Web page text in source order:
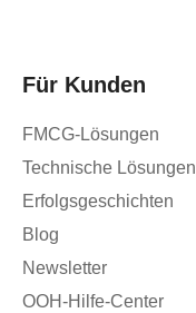
Für Kunden
FMCG-Lösungen
Technische Lösungen
Erfolgsgeschichten
Blog
Newsletter
OOH-Hilfe-Center